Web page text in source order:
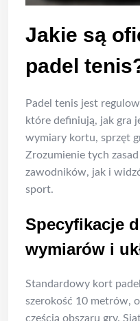
Jakie są
padel
Padel tenis jest
które definiują, jak gra
wymiary kortu, sprzęt
Zrozumienie tych
zawodników, jak i
sport.
Specyfikacje
wymiarów i
Standardowy kort
szerokość 10 metrów,
częścią obszaru gry.